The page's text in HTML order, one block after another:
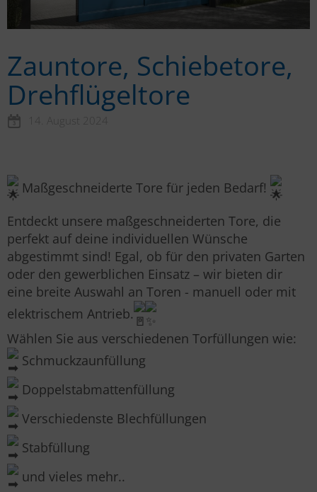
Zauntore, Schiebetore,
Drehflügeltore
14. August 2024
Maßgeschneiderte Tore für jeden Bedarf!
Entdeckt unsere maßgeschneiderten Tore, die
perfekt auf deine individuellen Wünsche
abgestimmt sind! Egal, ob für den privaten Garten
oder den gewerblichen Einsatz – wir bieten dir
eine breite Auswahl an Toren - manuell oder mit
elektrischem Antrieb.
Wählen Sie aus verschiedenen Torfüllungen wie:
Schmuckzaunfüllung
Doppelstabmattenfüllung
Verschiedenste Blechfüllungen
Stabfüllung
und vieles mehr..